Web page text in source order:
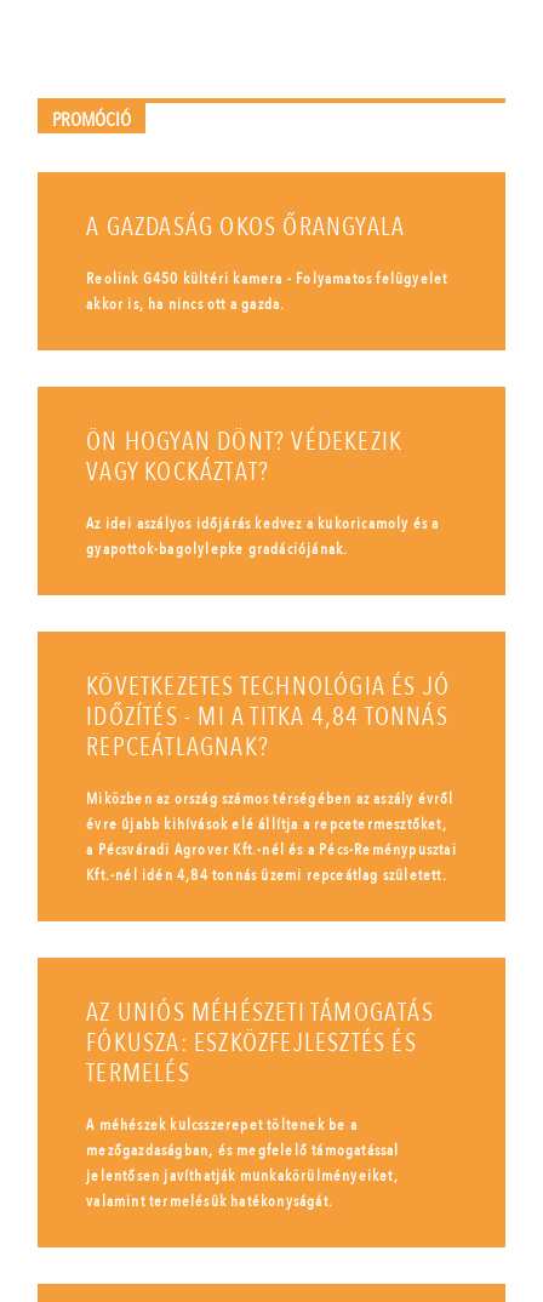
PROMÓCIÓ
A GAZDASÁG OKOS ŐRANGYALA
Reolink G450 kültéri kamera - Folyamatos felügyelet
akkor is, ha nincs ott a gazda.
ÖN HOGYAN DÖNT? VÉDEKEZIK
VAGY KOCKÁZTAT?
Az idei aszályos időjárás kedvez a kukoricamoly és a
gyapottok-bagolylepke gradációjának.
KÖVETKEZETES TECHNOLÓGIA ÉS JÓ
IDŐZÍTÉS - MI A TITKA 4,84 TONNÁS
REPCEÁTLAGNAK?
Miközben az ország számos térségében az aszály évről
évre újabb kihívások elé állítja a repcetermesztőket,
a Pécsváradi Agrover Kft.-nél és a Pécs-Reménypusztai
Kft.-nél idén 4,84 tonnás üzemi repceátlag született.
AZ UNIÓS MÉHÉSZETI TÁMOGATÁS
FÓKUSZA: ESZKÖZFEJLESZTÉS ÉS
TERMELÉS
A méhészek kulcsszerepet töltenek be a
mezőgazdaságban, és megfelelő támogatással
jelentősen javíthatják munkakörülményeiket,
valamint termelésük hatékonyságát.